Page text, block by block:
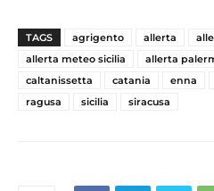
TAGS agrigento allerta
allerta meteo sicilia
allerta
caltanissetta
catania enna
ragusa
sicilia siracusa